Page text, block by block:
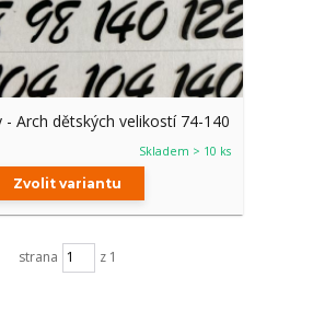
- Arch dětských velikostí 74-140
Skladem > 10 ks
Zvolit variantu
strana z 1